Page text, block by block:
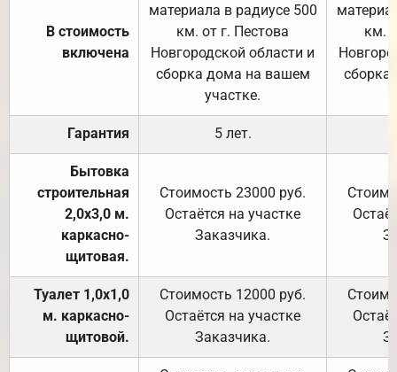
В стоимость
включена
материала в радиусе 500
км. от г. Пестова
Новгородской области и
сборка дома на вашем
участке.
км.
Гарантия 5 лет.
Бытовка
строительная
2,0х3,0 м.
каркасно-
щитовая.
Стоимость 23000 руб.
Остаётся на участке
Заказчика.
Туалет 1,0х1,0
м. каркасно-
щитовой.
Стоимость 12000 руб.
Остаётся на участке
Заказчика.